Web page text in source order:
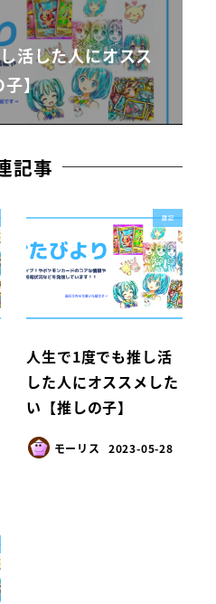
活した人にオスス
子】
記事
雑記
人生で1度でも推し活
した人にオススメした
い【推しの子】
モーリス 2023-05-28